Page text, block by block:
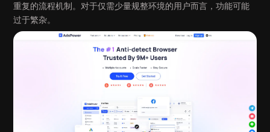
重复的流程机制。对于仅需少量规整环境的用户而言，功能可能
过于繁杂。